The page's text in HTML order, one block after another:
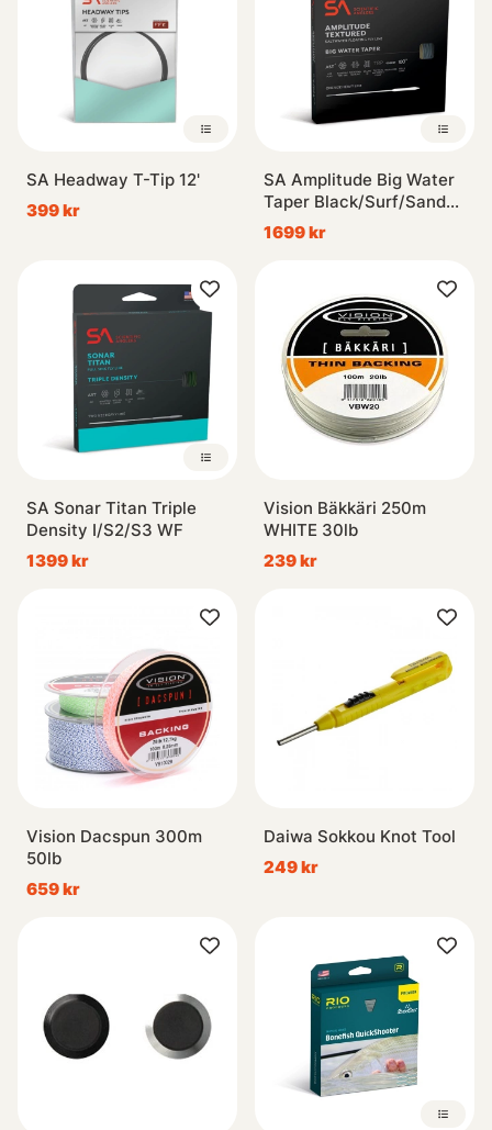
SA Headway T-Tip 12'
399 kr
SA Amplitude Big Water
Taper Black/Surf/Sand
WF
1699 kr
SA Sonar Titan Triple
Density I/S2/S3 WF
1399 kr
Vision Bäkkäri 250m
WHITE 30lb
239 kr
Vision Dacspun 300m
50lb
659 kr
Daiwa Sokkou Knot Tool
249 kr